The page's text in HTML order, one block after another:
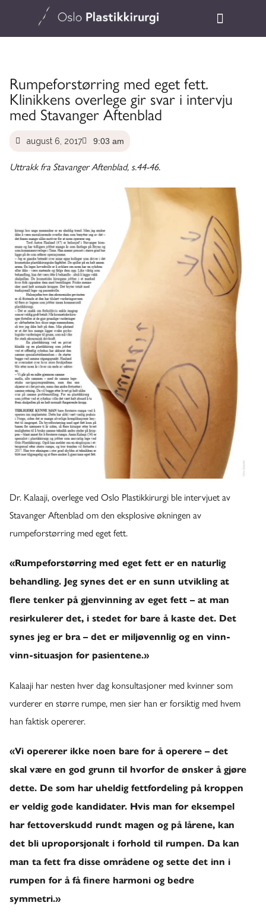
Rumpeforstørring med eget fett.
Klinikkens overlege gir svar i intervju
med Stavanger Aftenblad
august 6, 2017 9:03 am
Uttrakk fra Stavanger Aftenblad, s.44-46.
Dr. Kalaaji, overlege ved Oslo Plastikkirurgi ble intervjuet av
Stavanger Aftenblad om den eksplosive økningen av
rumpeforstørring med eget fett.
«Rumpeforstørring med eget fett er en naturlig
behandling. Jeg synes det er en sunn utvikling at
flere tenker på gjenvinning av eget fett – at man
resirkulerer det, i stedet for bare å kaste det. Det
synes jeg er bra – det er miljøvennlig og en vinn-
vinn-situasjon for pasientene.»
Kalaaji har nesten hver dag konsultasjoner med kvinner som
vurderer en større rumpe, men sier han er forsiktig med hvem
han faktisk opererer.
«Vi opererer ikke noen bare for å operere – det
skal være en god grunn til hvorfor de ønsker å gjøre
dette. De som har uheldig fettfordeling på kroppen
er veldig gode kandidater. Hvis man for eksempel
har fettoverskudd rundt magen og på lårene, kan
det bli uproporsjonalt i forhold til rumpen. Da kan
man ta fett fra disse områdene og sette det inn i
rumpen for å få finere harmoni og bedre
symmetri.»